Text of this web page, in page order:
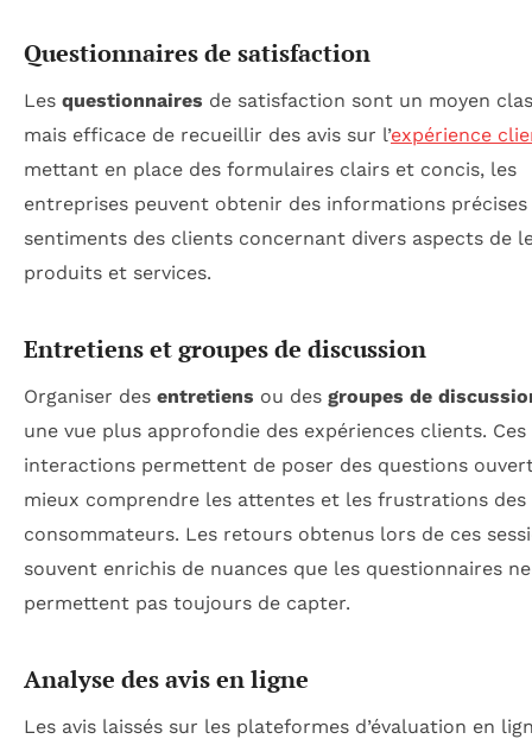
Questionnaires de satisfaction
Les questionnaires de satisfaction sont un moyen
mais efficace de recueillir des avis sur l’expérience
mettant en place des formulaires clairs et concis, les
entreprises peuvent obtenir des informations précises
sentiments des clients concernant divers aspects de
produits et services.
Entretiens et groupes de discussion
Organiser des entretiens ou des groupes de
une vue plus approfondie des expériences clients. Ces
interactions permettent de poser des questions
mieux comprendre les attentes et les frustrations des
consommateurs. Les retours obtenus lors de ces
souvent enrichis de nuances que les questionnaires ne
permettent pas toujours de capter.
Analyse des avis en ligne
Les avis laissés sur les plateformes d’évaluation en